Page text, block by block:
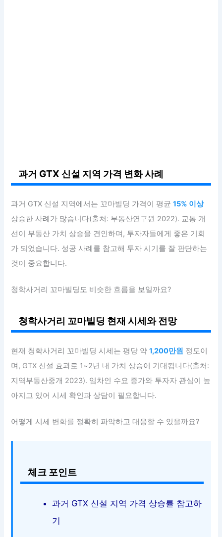
과거 GTX 신설 지역 가격 변화 사례
과거 GTX 신설 지역에서는 꼬마빌딩 가격이 평균15% 이상
상승한 사례가 많습니다(출처: 부동산연구원 2022). 교통 개
선이 부동산 가치 상승을 견인하며, 투자자들에게 좋은 기회
가 되었습니다. 성공 사례를 참고해 투자 시기를 잘 판단하는
것이 중요합니다.
청학사거리 꼬마빌딩도 비슷한 흐름을 보일까요?
청학사거리 꼬마빌딩 현재 시세와 전망
현재 청학사거리 꼬마빌딩 시세는 평당 약1,200만원 정도이
며, GTX 신설 효과로 1~2년 내 가치 상승이 기대됩니다(출처:
지역부동산중개 2023). 임차인 수요 증가와 투자자 관심이 높
아지고 있어 시세 확인과 상담이 필요합니다.
어떻게 시세 변화를 정확히 파악하고 대응할 수 있을까요?
체크 포인트
과거 GTX 신설 지역 가격 상승률 참고하
기